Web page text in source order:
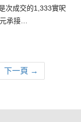
次成交的1,333實呎
承接…
下一頁 →